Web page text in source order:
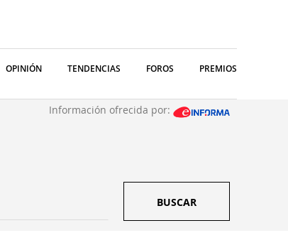
OPINIÓN TENDENCIAS FOROS PREMIOS
Información ofrecida por:
BUSCAR